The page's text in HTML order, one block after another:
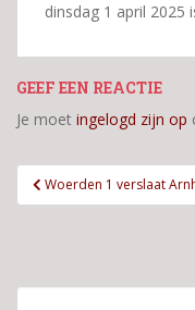
dinsdag 1 april 2025
GEEF EEN REACTIE
Je moet ingelogd zijn op
Bericht
navigatie
Woerden 1 verslaat